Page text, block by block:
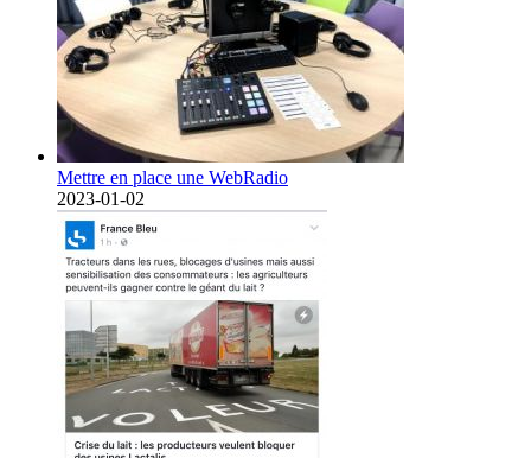
Mettre en place une WebRadio
2023-01-02